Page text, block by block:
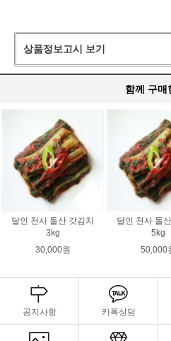
상품정보고시 보기
함께 구매
달인 천사 돌산 갓김치
3kg
30,000원
달인 천사 돌
5kg
50,000
공지사항 카톡상담